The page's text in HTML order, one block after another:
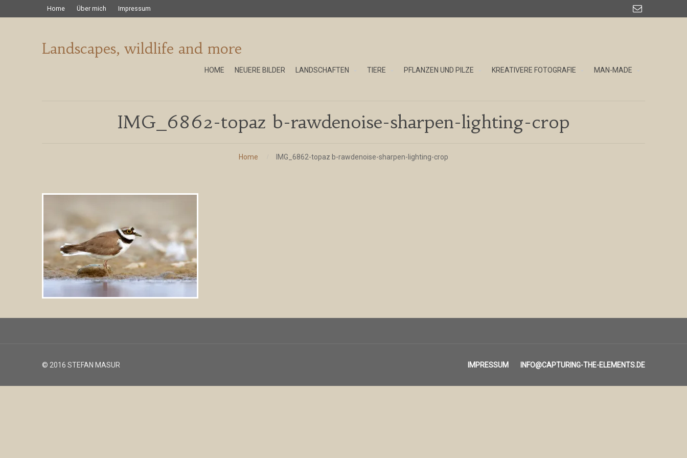
Home Über mich Impressum 
Landscapes, wildlife and more
HOME NEUERE BILDER LANDSCHAFTEN TIERE PFLANZEN UND PILZE KREATIVERE FOTOGRAFIE MAN-MADE
IMG_6862-topaz b-rawdenoise-sharpen-lighting-crop
Home IMG_6862-topaz b-rawdenoise-sharpen-lighting-crop
IMPRESSUM INFO@CAPTURING-THE-ELEMENTS.DE
© 2016 STEFAN MASUR